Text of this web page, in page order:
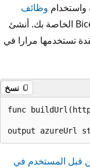
وظائف
المتاحة تلقائيا داخل ملفات Bicep الخاصة بك. أنشئ
تستخدمها مرارا في
نسخ
func
قبل المستخدم في